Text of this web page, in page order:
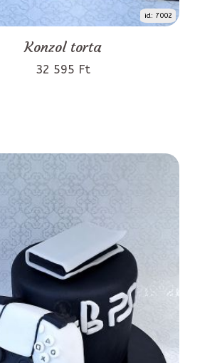
id: 7002
Konzol torta
32 595 Ft